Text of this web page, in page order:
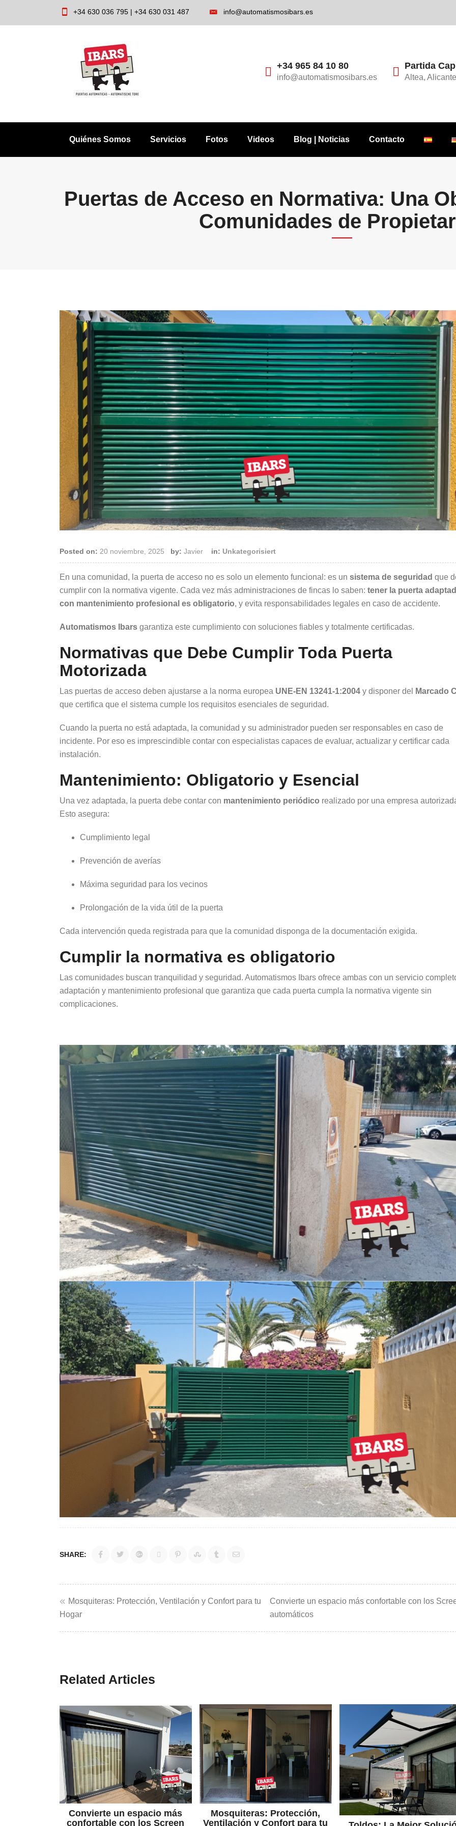
+34 630 036 795 | +34 630 031 487 info@automatismosibars.es
+34 965 84 10 80
info@automatismosibars.es
Partida
Altea, Alicante
Quiénes Somos Servicios Fotos Videos Blog | Noticias Contacto
Puertas de Acceso en Normativa: Una
Comunidades de
Posted on: 20 noviembre, 2025 by: Javier in: Unkategorisiert
En una comunidad, la puerta de acceso no es solo un elemento funcional: es un sistema de seguridad que
cumplir con la normativa vigente. Cada vez más administraciones de fincas lo saben: tener la puerta
con mantenimiento profesional es obligatorio, y evita responsabilidades legales en caso de accidente.
Automatismos Ibars garantiza este cumplimiento con soluciones fiables y totalmente certificadas.
Normativas que Debe Cumplir Toda Puerta
Motorizada
Las puertas de acceso deben ajustarse a la norma europea UNE-EN 13241-1:2004 y disponer del
Marcado
que certifica que el sistema cumple los requisitos esenciales de seguridad.
Cuando la puerta no está adaptada, la comunidad y su administrador pueden ser responsables en caso de
incidente. Por eso es imprescindible contar con especialistas capaces de evaluar, actualizar y certificar cada
instalación.
Mantenimiento: Obligatorio y Esencial
Una vez adaptada, la puerta debe contar con mantenimiento periódico realizado por una empresa
Esto asegura:
Cumplimiento legal
Prevención de averías
Máxima seguridad para los vecinos
Prolongación de la vida útil de la puerta
Cada intervención queda registrada para que la comunidad disponga de la documentación exigida.
Cumplir la normativa es obligatorio
Las comunidades buscan tranquilidad y seguridad. Automatismos Ibars ofrece ambas con un servicio
adaptación y mantenimiento profesional que garantiza que cada puerta cumpla la normativa vigente sin
complicaciones.
SHARE:
Navegación
de
Mosquiteras: Protección, Ventilación y Confort para tu
Hogar
Convierte un espacio más confortable con los
automáticos
Related Articles
Convierte un espacio más
confortable con los Screen
Mosquiteras: Protección,
Ventilación y Confort para tu